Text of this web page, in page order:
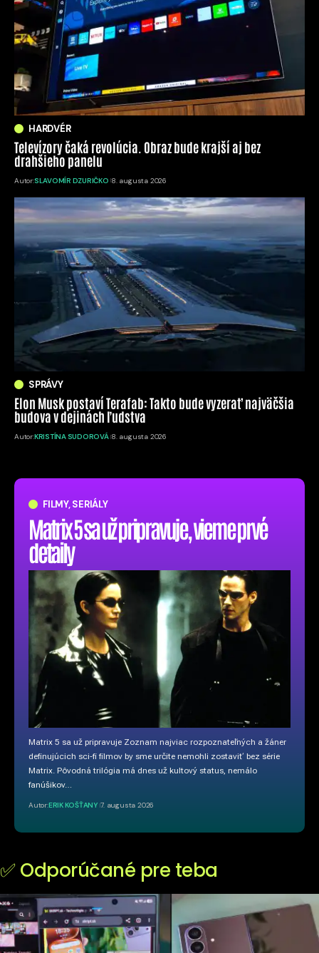
FILMY, SERIÁLY
Matrix 5 sa už pripravuje, vieme prvé
detaily
Matrix 5 sa už pripravuje Zoznam najviac rozpoznateľných a žáner
definujúcich sci-fi filmov by sme určite nemohli zostaviť bez série
Matrix. Pôvodná trilógia má dnes už kultový status, nemálo
fanúšikov…
Autor:ERIK KOŠŤANY 7. augusta 2026
HARDVÉR
Televízory čaká revolúcia. Obraz bude krajší aj bez
drahšieho panelu
Autor:SLAVOMÍR DZURIČKO 8. augusta 2026
SPRÁVY
Elon Musk postaví Terafab: Takto bude vyzerať najväčšia
budova v dejinách ľudstva
Autor:KRISTÍNA SUDOROVÁ 8. augusta 2026
✅ Odporúčané pre teba